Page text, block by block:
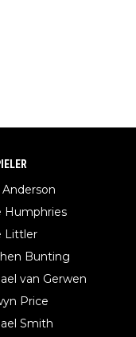
Anderson
Humphries
Littler
Bunting
van Gerwen
Price
Smith